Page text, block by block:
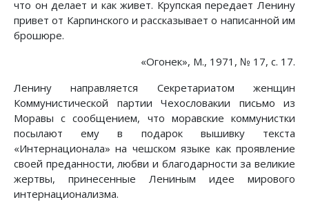
что он делает и как живет. Крупская передает Ленину
привет от Карпинского и рассказывает о написанной им
брошюре.
«Огонек», М., 1971, № 17, с. 17.
Ленину направляется Секретариатом женщин
Коммунистической партии Чехословакии письмо из
Моравы с сообщением, что моравские коммунистки
посылают ему в подарок вышивку текста
«Интернационала» на чешском языке как проявление
своей преданности, любви и благодарности за великие
жертвы, принесенные Лениным идее мирового
интернационализма.